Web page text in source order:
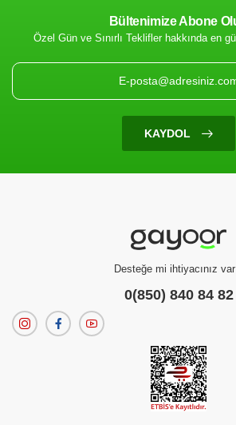
82.00 TL
Bültenimize Abone
Özel Gün ve Sınırlı Teklifler hakkında en
KAYDOL
Desteğe mi ihtiyacınız
0(850) 840 84 82